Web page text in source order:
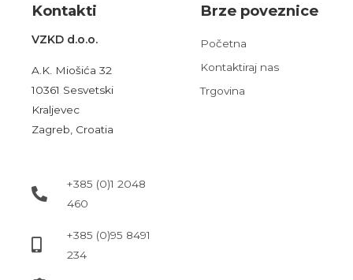
Kontakti
VZKD d.o.o.
A.K. Miošića 32
10361 Sesvetski
Kraljevec
Zagreb, Croatia
+385 (0)1 2048
460
+385 (0)95 8491
234
Brze poveznice
Početna
Kontaktiraj nas
Trgovina